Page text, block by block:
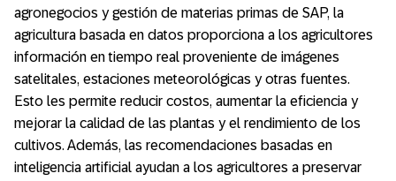
agronegocios y gestión de materias primas de SAP, la
agricultura basada en datos proporciona a los agricultores
información en tiempo real proveniente de imágenes
satelitales, estaciones meteorológicas y otras fuentes.
Esto les permite reducir costos, aumentar la eficiencia y
mejorar la calidad de las plantas y el rendimiento de los
cultivos. Además, las recomendaciones basadas en
inteligencia artificial ayudan a los agricultores a preservar